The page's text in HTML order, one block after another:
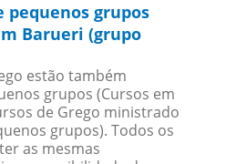
pequenos grupos
Barueri (grupo
estão também
grupos (Cursos em
de Grego ministrado
grupos). Todos os
as mesmas